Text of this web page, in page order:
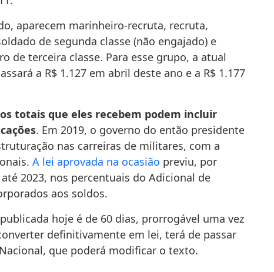
aparecem marinheiro-recruta, recruta,
de segunda classe (não engajado) e
de terceira classe. Para esse grupo, a atual
a R$ 1.127 em abril deste ano e a R$ 1.177
totais que eles recebem podem incluir
. Em 2019, o governo do então presidente
nas carreiras de militares, com a
A lei aprovada na ocasião previu, por
2023, nos percentuais do Adicional de
aos soldos.
hoje é de 60 dias, prorrogável uma vez
definitivamente em lei, terá de passar
que poderá modificar o texto.